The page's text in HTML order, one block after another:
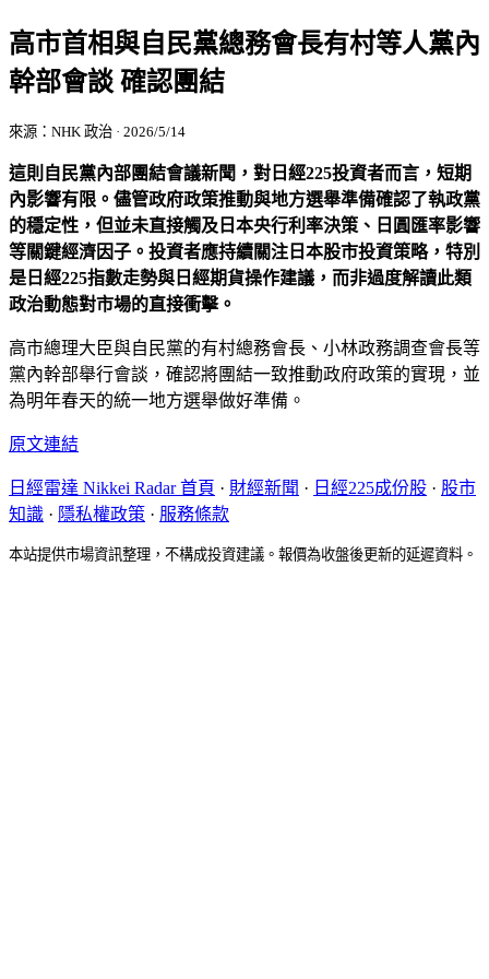
高市首相與自民黨總務會長有村等人黨內
幹部會談 確認團結
來源：NHK 政治 · 2026/5/14
這則自民黨內部團結會議新聞，對日經225投資者而言，短期
內影響有限。儘管政府政策推動與地方選舉準備確認了執政黨
的穩定性，但並未直接觸及日本央行利率決策、日圓匯率影響
等關鍵經濟因子。投資者應持續關注日本股市投資策略，特別
是日經225指數走勢與日經期貨操作建議，而非過度解讀此類
政治動態對市場的直接衝擊。
高市總理大臣與自民黨的有村總務會長、小林政務調查會長等
黨內幹部舉行會談，確認將團結一致推動政府政策的實現，並
為明年春天的統一地方選舉做好準備。
原文連結
日經雷達 Nikkei Radar 首頁 · 財經新聞 · 日經225成份股 · 股市
知識 · 隱私權政策 · 服務條款
本站提供市場資訊整理，不構成投資建議。報價為收盤後更新的延遲資料。